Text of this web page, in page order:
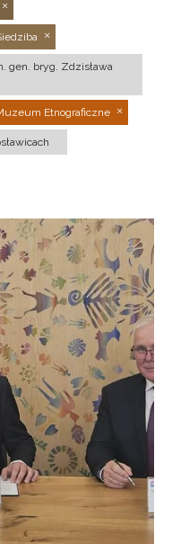
gen. bryg. Zdzisława
Etnograficzne